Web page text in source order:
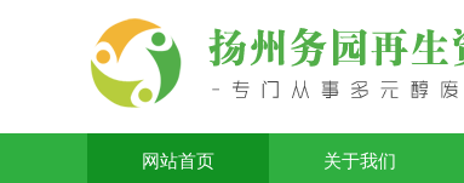
网站首页 关于我们